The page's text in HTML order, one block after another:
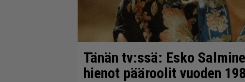
Tänän tv:ssä: Esko
hienot pääroolit vuoden